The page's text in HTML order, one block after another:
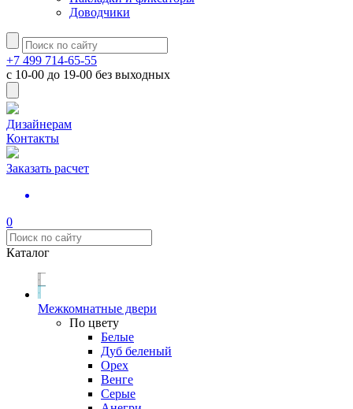
Доводчики
+7 499 714-65-55
с 10-00 до 19-00 без выходных
Дизайнерам
Контакты
Заказать расчет
0
Каталог
Межкомнатные двери
По цвету
Белые
Дуб беленый
Орех
Венге
Серые